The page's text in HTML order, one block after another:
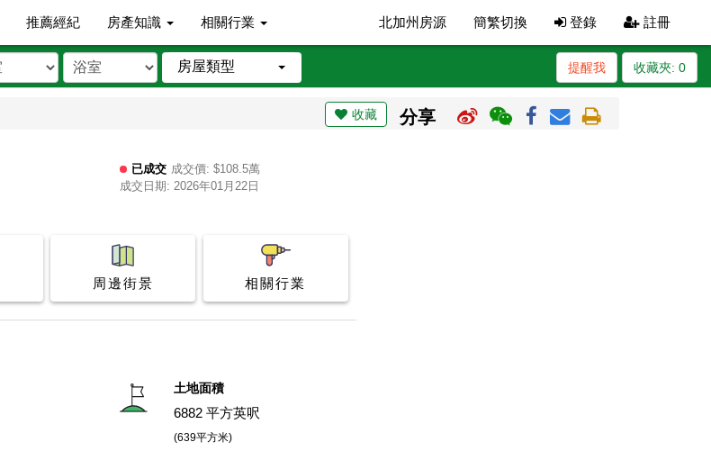
推薦經紀 房產知識 相關行業 北加州房源 簡繁切換 登錄 註冊
房屋類型 收藏夾: 0
提醒我
收藏 分享
已成交 成交價: $108.5萬
成交日期: 2026年01月22日
周邊街景 相關行業
土地面積
6882 平方英呎
(639平方米)